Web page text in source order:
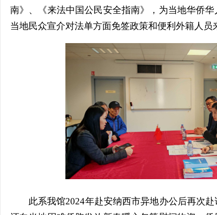
南》、《来法中国公民安全指南》，为当地华侨
当地民众宣介对法单方面免签政策和便利外籍人员
此系我馆2024年赴安纳西市异地办公后再次